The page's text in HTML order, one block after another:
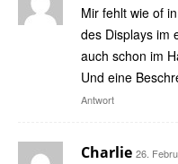
Mir fehlt wie of
des Displays im
auch schon im
Und eine
Antwort
Charlie 26.